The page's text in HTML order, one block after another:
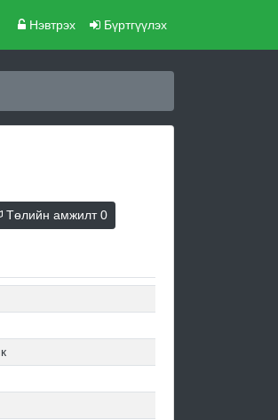
Нэвтрэх Бүртгүүлэх
Төлийн амжилт0